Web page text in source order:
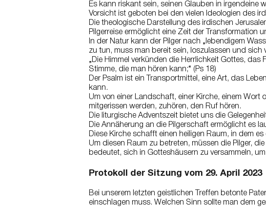
Es kann riskant sein, seinen Glauben in irgendeine
Vorsicht ist geboten bei den vielen Ideologien des
Die theologische Darstellung des irdischen
Pilgerreise ermöglicht eine Zeit der Transformation
In der Natur kann der Pilger nach „lebendigem
zu tun, muss man bereit sein, loszulassen und sich
„Die Himmel verkünden die Herrlichkeit Gottes,
Stimme, die man hören kann;“ (Ps 18)
Der Psalm ist ein Transportmittel, eine Art, das
kann.
Um von einer Landschaft, einer Kirche, einem Wort
mitgerissen werden, zuhören, den Ruf hören.
Die liturgische Adventszeit bietet uns die
Die Annäherung an die Pilgerschaft ermöglicht es
Diese Kirche schafft einen heiligen Raum, in dem
Um diesen Raum zu betreten, müssen die Pilger,
bedeutet, sich in Gotteshäusern zu versammeln,
Protokoll der Sitzung vom 29. April 2023
Bei unserem letzten geistlichen Treffen betonte
einschlagen muss. Welchen Sinn sollte man dem